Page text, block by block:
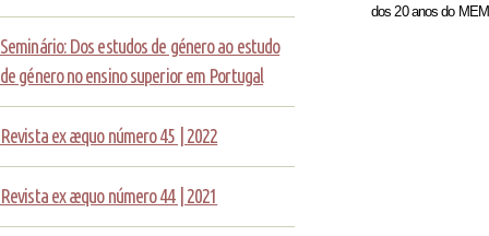
Seminário: Dos estudos de género ao estudo
de género no ensino superior em Portugal
Revista ex æquo número 45 | 2022
Revista ex æquo número 44 | 2021
dos 20 anos do